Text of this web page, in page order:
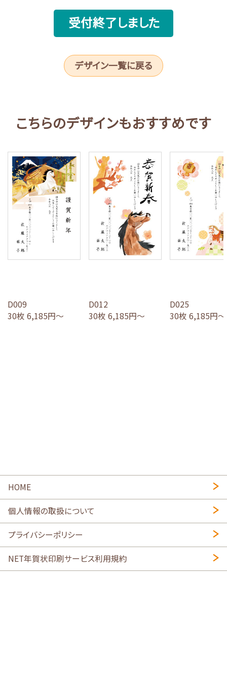
受付終了しました
デザイン一覧に戻る
こちらのデザインもおすすめです
D009
30枚 6,185円～
D012
30枚 6,185円～
D025
30枚 6,185円～
HOME
個人情報の取扱について
プライバシーポリシー
NET年賀状印刷サービス利用規約